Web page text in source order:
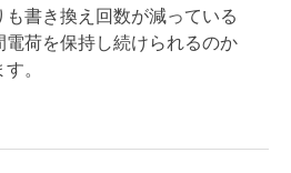
も書き換え回数が減っている
電荷を保持し続けられるのか
。